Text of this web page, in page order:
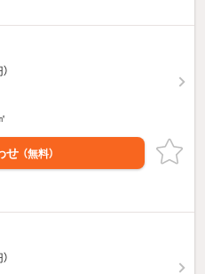
せ （無料）